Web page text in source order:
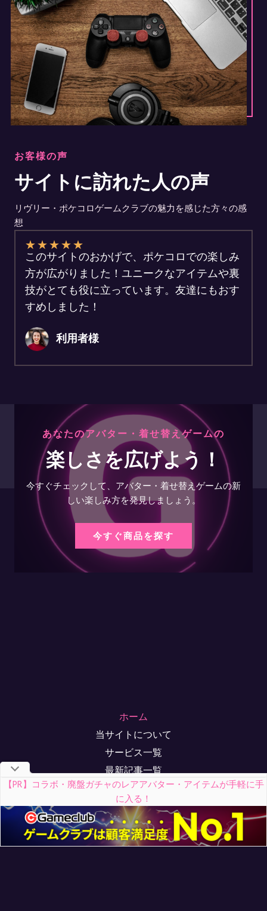
お客様の声
サイトに訪れた人の声
リヴリー・ポケコロゲームクラブの魅力を感じた方々の感
想
★★★★★
このサイトのおかげで、ポケコロでの楽しみ
方が広がりました！ユニークなアイテムや裏
技がとても役に立っています。友達にもおす
すめしました！
利用者様
あなたのアバター・着せ替えゲームの
楽しさを広げよう！
今すぐチェックして、アバター・着せ替えゲームの新
しい楽しみ方を発見しましょう。
今すぐ商品を探す
【PR】コラボ・廃盤ガチャのレアアバター・アイテムが手軽に手
に入る！
ホーム
当サイトについて
サービス一覧
最新記事一覧
お問い合わせ
メディア掲載実績
サイトマップ